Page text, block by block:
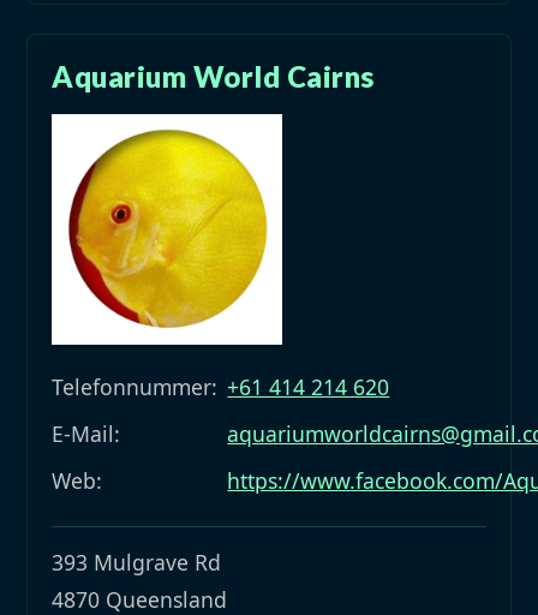
Aquarium World Cairns
Telefonnummer: +61 414 214 620
E-Mail:
Web:
https://www.facebook.com/
393 Mulgrave Rd
4870 Queensland